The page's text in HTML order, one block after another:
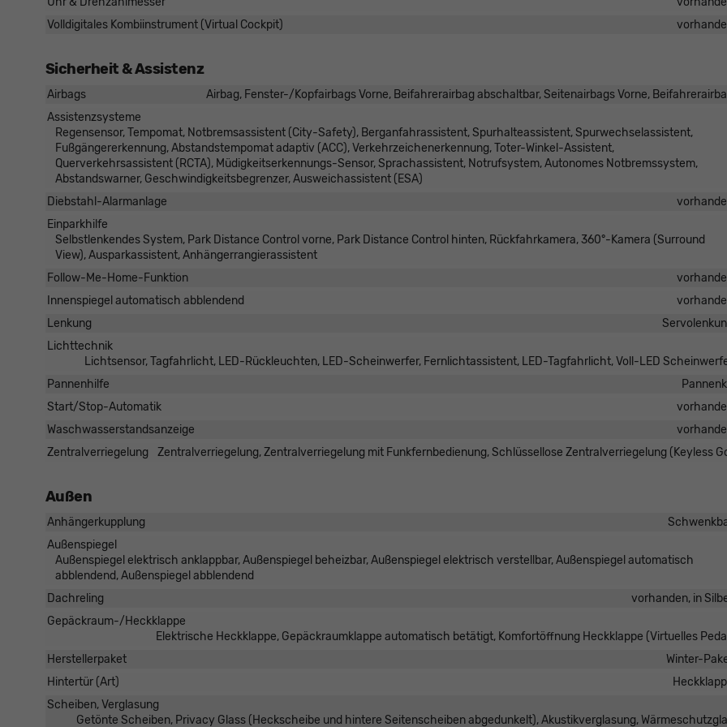
Volldigitales Kombiinstrument (Virtual Cockpit)
Sicherheit & Assistenz
Airbags
Airbag, Fenster-/Kopfairbags Vorne, Beifahrerairbag abschaltbar, Seitenairbags Vorne,
Assistenzsysteme
Regensensor, Tempomat, Notbremsassistent (City-Safety), Berganfahrassistent, Spurhalteassistent, Spurwechselassistent,
Fußgängererkennung, Abstandstempomat adaptiv (ACC), Verkehrzeichenerkennung, Toter-Winkel-Assistent,
Querverkehrsassistent (RCTA), Müdigkeitserkennungs-Sensor, Sprachassistent, Notrufsystem, Autonomes Notbremssystem,
Abstandswarner, Geschwindigkeitsbegrenzer, Ausweichassistent (ESA)
Diebstahl-Alarmanlage
Einparkhilfe
Selbstlenkendes System, Park Distance Control vorne, Park Distance Control hinten, Rückfahrkamera, 360°-Kamera (Surround
View), Ausparkassistent, Anhängerrangierassistent
Follow-Me-Home-Funktion
Innenspiegel automatisch abblendend
Lenkung
Lichttechnik
Lichtsensor, Tagfahrlicht, LED-Rückleuchten, LED-Scheinwerfer, Fernlichtassistent, LED-Tagfahrlicht, Voll-LED
Pannenhilfe
Start/Stop-Automatik
Waschwasserstandsanzeige
Zentralverriegelung
Zentralverriegelung, Zentralverriegelung mit Funkfernbedienung, Schlüssellose Zentralverriegelung (Keyless
Außen
Anhängerkupplung
Außenspiegel
Außenspiegel elektrisch anklappbar, Außenspiegel beheizbar, Außenspiegel elektrisch verstellbar, Außenspiegel automatisch
abblendend, Außenspiegel abblendend
Dachreling
vorhanden, in
Gepäckraum-/Heckklappe
Elektrische Heckklappe, Gepäckraumklappe automatisch betätigt, Komfortöffnung Heckklappe (Virtuelles
Herstellerpaket
Winter-
Hintertür (Art)
Scheiben, Verglasung
Getönte Scheiben, Privacy Glass (Heckscheibe und hintere Seitenscheiben abgedunkelt), Akustikverglasung,